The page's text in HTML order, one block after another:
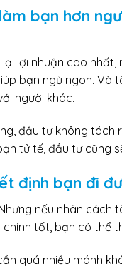
bạn hơn
lợi nhuận cao
bạn ngủ ngon.
người khác.
đầu tư không
tử tế, đầu tư cũng
định bạn đi
nếu nhân cách
tốt, bạn có thể
quá nhiều mánh